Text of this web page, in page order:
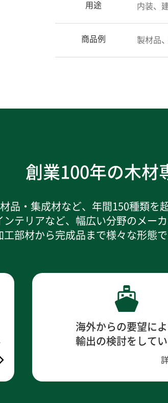
用途 内装、
商品例 製材品
創業100年の木材
品・集成材など、年間150種類を
テリアなど、幅広い分野のメー
工部材から完成品まで様々な形態
海外からの要望に
輸出の検討をして